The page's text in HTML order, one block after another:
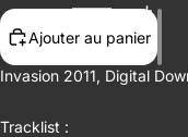
Ajouter au panier
Invasion 2011, Digital
Tracklist :